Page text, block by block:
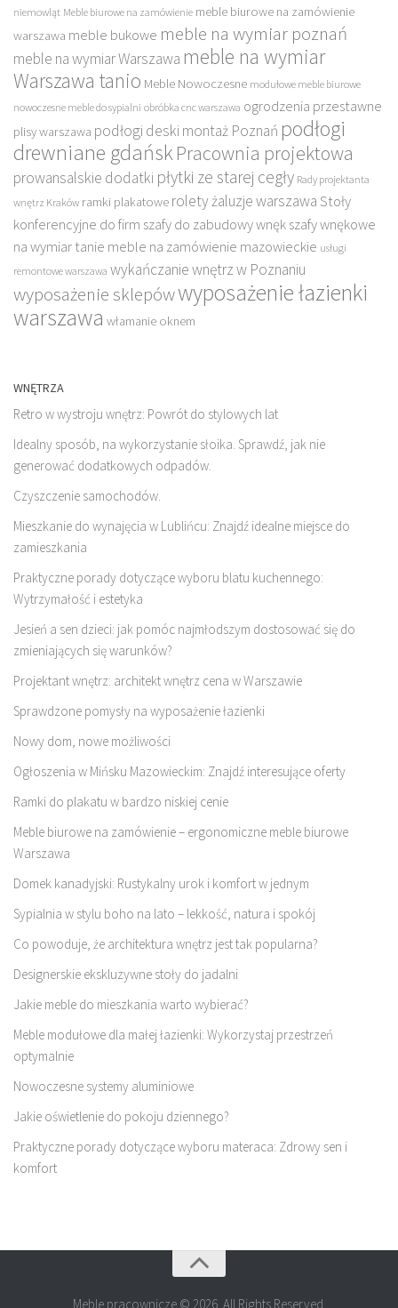
niemowląt Meble biurowe na zamówienie meble biurowe na zamówienie
warszawa meble bukowe meble na wymiar poznań
meble na wymiar Warszawa meble na wymiar
Warszawa tanio Meble Nowoczesne modułowe meble biurowe
nowoczesne meble do sypialni obróbka cnc warszawa ogrodzenia przestawne
plisy warszawa podłogi deski montaż Poznań podłogi
drewniane gdańskPracownia projektowa
prowansalskie dodatki płytki ze starej cegły Rady projektanta
wnętrz Kraków ramki plakatowe rolety żaluzje warszawa Stoły
konferencyjne do firm szafy do zabudowy wnęk szafy wnękowe
na wymiar tanie meble na zamówienie mazowieckie usługi
remontowe warszawa wykańczanie wnętrz w Poznaniu
wyposażenie sklepówwyposażenie łazienki
warszawa włamanie oknem
WNĘTRZA
Retro w wystroju wnętrz: Powrót do stylowych lat
Idealny sposób, na wykorzystanie słoika. Sprawdź, jak nie
generować dodatkowych odpadów.
Czyszczenie samochodów.
Mieszkanie do wynajęcia w Lublińcu: Znajdź idealne miejsce do
zamieszkania
Praktyczne porady dotyczące wyboru blatu kuchennego:
Wytrzymałość i estetyka
Jesień a sen dzieci: jak pomóc najmłodszym dostosować się do
zmieniających się warunków?
Projektant wnętrz: architekt wnętrz cena w Warszawie
Sprawdzone pomysły na wyposażenie łazienki
Nowy dom, nowe możliwości
Ogłoszenia w Mińsku Mazowieckim: Znajdź interesujące oferty
Ramki do plakatu w bardzo niskiej cenie
Meble biurowe na zamówienie – ergonomiczne meble biurowe
Warszawa
Domek kanadyjski: Rustykalny urok i komfort w jednym
Sypialnia w stylu boho na lato – lekkość, natura i spokój
Co powoduje, że architektura wnętrz jest tak popularna?
Designerskie ekskluzywne stoły do jadalni
Jakie meble do mieszkania warto wybierać?
Meble modułowe dla małej łazienki: Wykorzystaj przestrzeń
optymalnie
Nowoczesne systemy aluminiowe
Jakie oświetlenie do pokoju dziennego?
Praktyczne porady dotyczące wyboru materaca: Zdrowy sen i
komfort
Meble pracownicze © 2026. All Rights Reserved.